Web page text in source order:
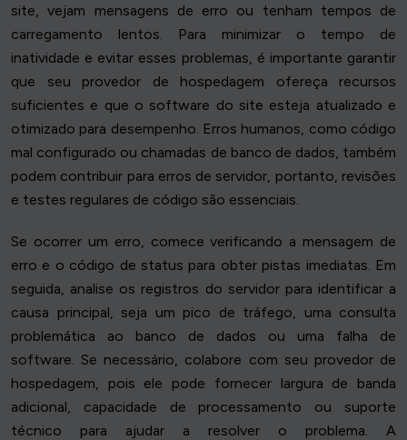
site, vejam mensagens de erro ou tenham tempos de
carregamento lentos. Para minimizar o tempo de
inatividade e evitar esses problemas, é importante garantir
que seu provedor de hospedagem ofereça recursos
suficientes e que o software do site esteja atualizado e
otimizado para desempenho. Erros humanos, como código
mal configurado ou chamadas de banco de dados, também
podem contribuir para erros de servidor, portanto, revisões
e testes regulares de código são essenciais.
Se ocorrer um erro, comece verificando a mensagem de
erro e o código de status para obter pistas imediatas. Em
seguida, analise os registros do servidor para identificar a
causa principal, seja um pico de tráfego, uma consulta
problemática ao banco de dados ou uma falha de
software. Se necessário, colabore com seu provedor de
hospedagem, pois ele pode fornecer largura de banda
adicional, capacidade de processamento ou suporte
técnico para ajudar a resolver o problema. A